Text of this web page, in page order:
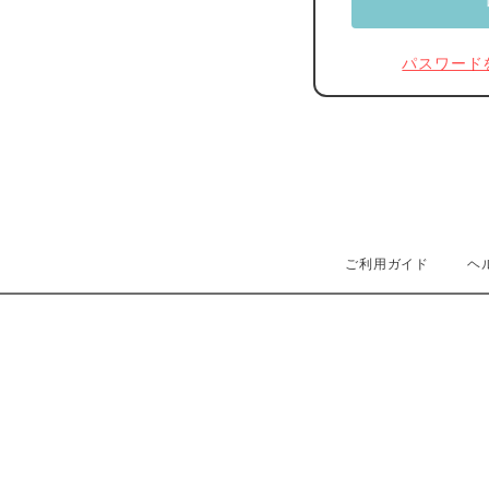
パスワード
ご利用ガイド ヘ